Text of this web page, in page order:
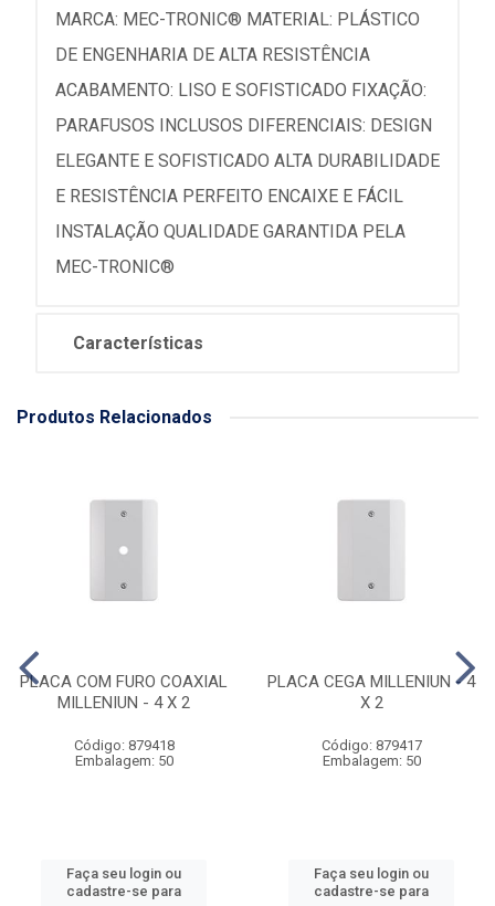
MARCA: MEC-TRONIC® MATERIAL: PLÁSTICO
DE ENGENHARIA DE ALTA RESISTÊNCIA
ACABAMENTO: LISO E SOFISTICADO FIXAÇÃO:
PARAFUSOS INCLUSOS DIFERENCIAIS: DESIGN
ELEGANTE E SOFISTICADO ALTA DURABILIDADE
E RESISTÊNCIA PERFEITO ENCAIXE E FÁCIL
INSTALAÇÃO QUALIDADE GARANTIDA PELA
MEC-TRONIC®
Características
Produtos Relacionados
PLACA COM FURO COAXIAL
MILLENIUN - 4 X 2
Código: 879418
Embalagem: 50
Faça seu login ou
cadastre-se para
PLACA CEGA MILLENIUN - 4
X 2
Código: 879417
Embalagem: 50
Faça seu login ou
cadastre-se para